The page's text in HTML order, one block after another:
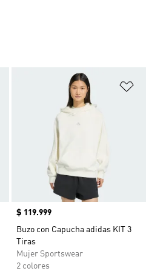
Añadir a la lista de deseos
Precio
$ 119.999
Buzo con Capucha adidas KIT 3
Tiras
Mujer Sportswear
2 colores